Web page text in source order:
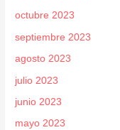
octubre 2023
septiembre 2023
agosto 2023
julio 2023
junio 2023
mayo 2023